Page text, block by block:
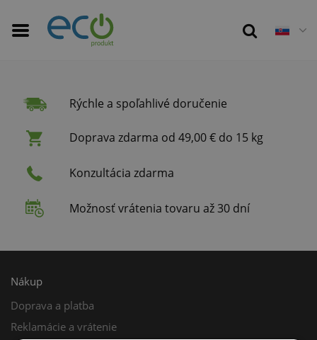
Rýchle a spoľahlivé doručenie
Doprava zdarma od 49,00 € do 15 kg
Konzultácia zdarma
Možnosť vrátenia tovaru až 30 dní
Nákup
Doprava a platba
Reklamácie a vrátenie